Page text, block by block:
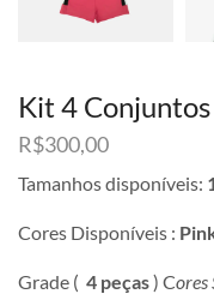
Kit 4
R$300,00
Tamanhos disponíveis:
Cores Disponíveis :
Grade ( 4 peças) Cores